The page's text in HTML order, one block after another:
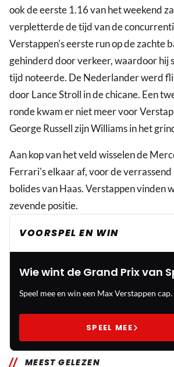
ook de eerste 1.16 van het weekend
verpletterde de tijd van de
Verstappen's eerste run op de zachte
gehinderd door verkeer, waardoor hij
tijd noteerde. De Nederlander werd
door Lance Stroll in de chicane. Een
ronde kwam er niet meer voor
George Russell zijn Williams in het
Aan kop van het veld wisselen de
Ferrari's elkaar af, voor de
bolides van Haas. Verstappen vinden
zevende positie.
VOORSPEL EN WIN
Wie wint de Grand Prix van
Speel mee en win een Max Verstappen cap.
SPEEL MEE
MEEST GELEZEN